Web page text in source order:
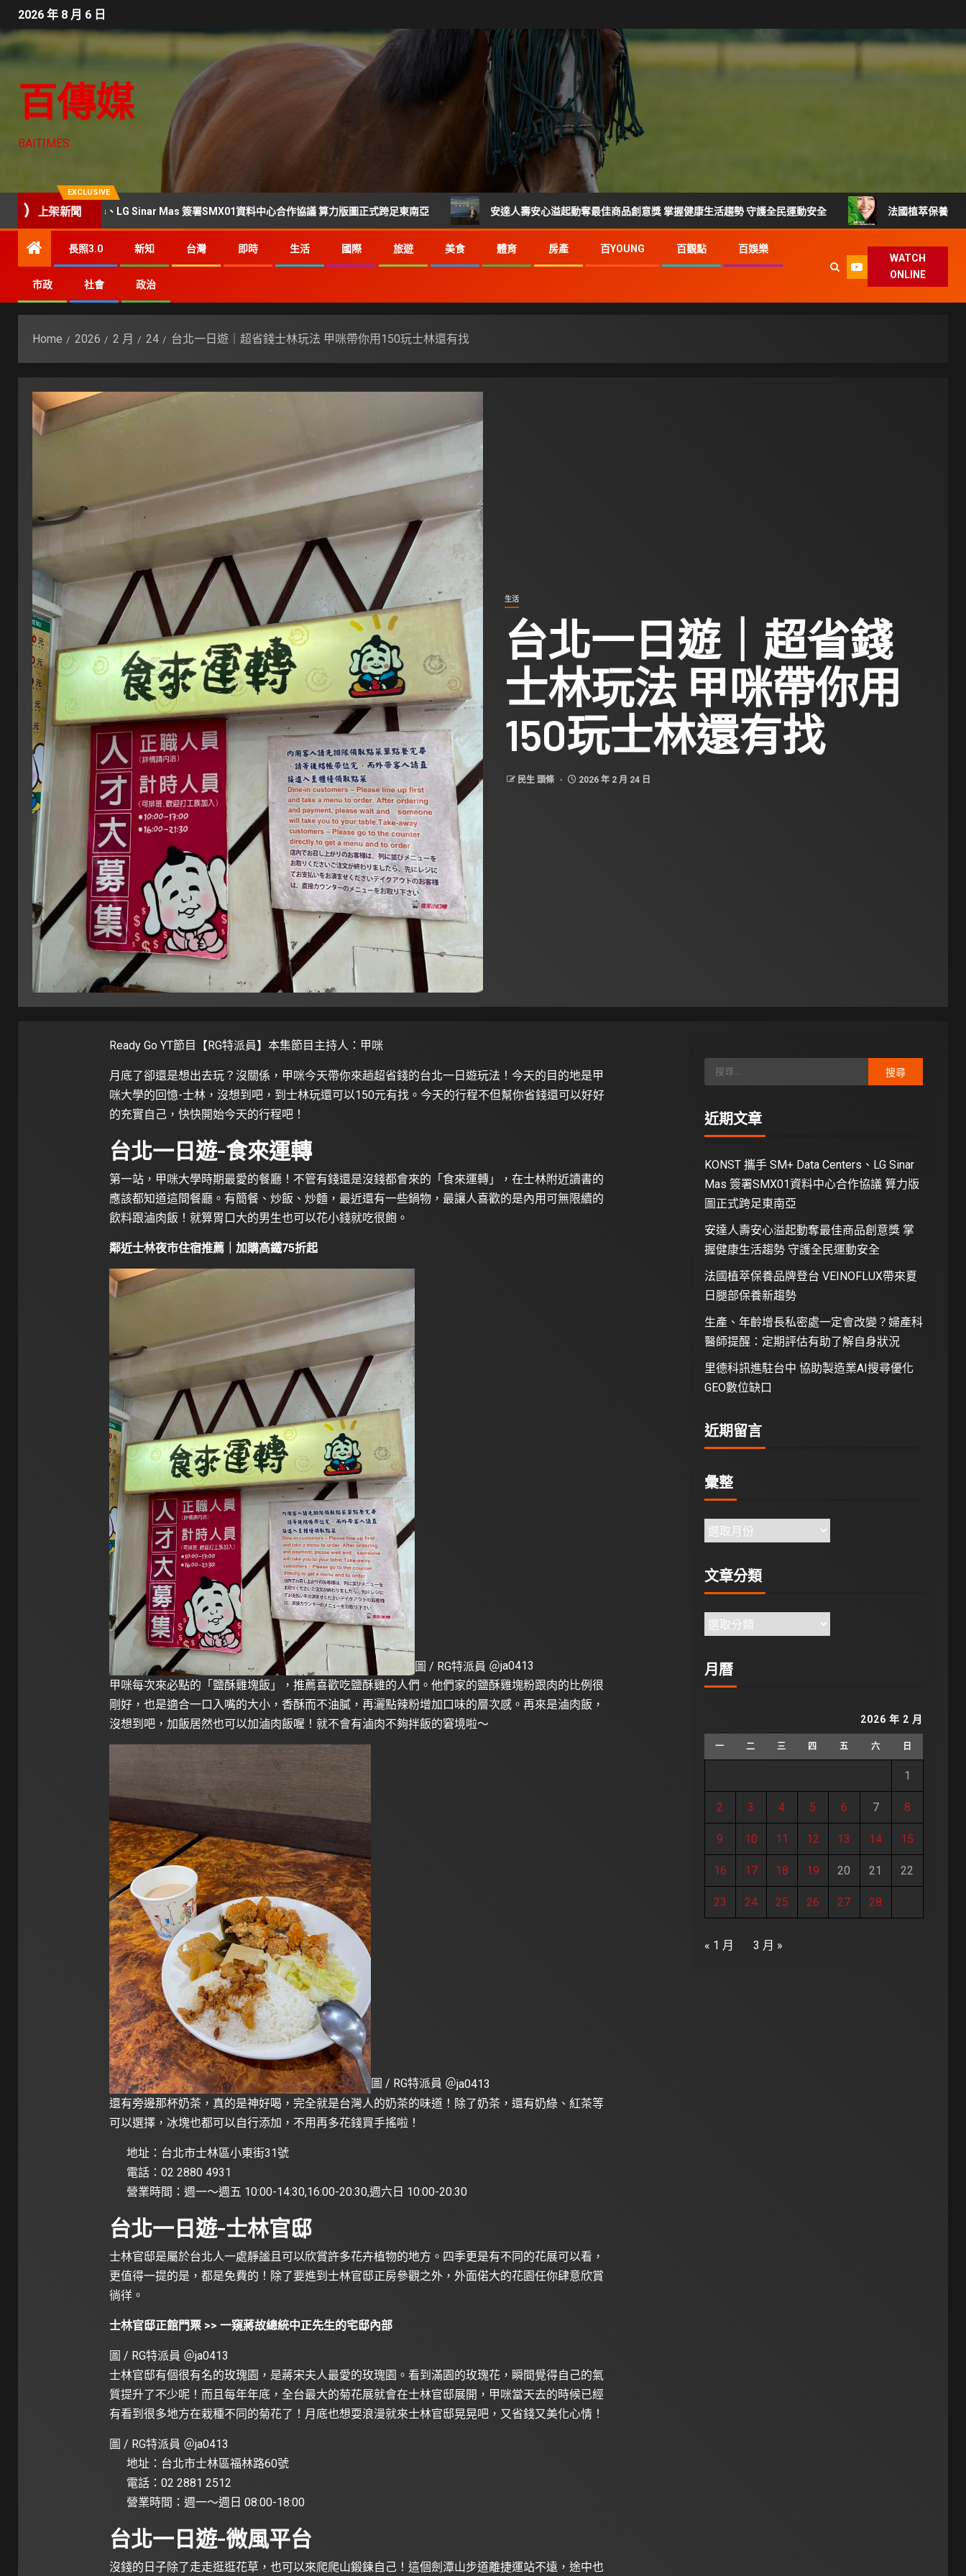
2026 年 8 月 6 日
百傳媒
BAITIMES
EXCLUSIVE
上架新聞
Centers、LG Sinar Mas 簽署SMX01資料中心合作協議 算力版圖正式跨足東南亞 安達人壽安心溢起動奪最佳商品創意獎 掌握健康生活趨勢 守護全民運動安全 法國植萃保養品牌登台
長照3.0 新知 台灣 即時 生活 國際 旅遊 美食 體育 房產 百YOUNG 百觀點 百娛樂
市政 社會 政治
WATCH
ONLINE
Home 2026 2 月 24 台北一日遊｜超省錢士林玩法 甲咪帶你用150玩士林還有找
生活
台北一日遊｜超省錢
士林玩法 甲咪帶你用
150玩士林還有找
民生 頭條 2026 年 2 月 24 日
Ready Go YT節目【RG特派員】 本集節目主持人：甲咪
月底了卻還是想出去玩？沒關係，甲咪今天帶你來趟超省錢的台北一日遊玩法！今天的目的地是甲
咪大學的回憶-士林，沒想到吧，到士林玩還可以150元有找。今天的行程不但幫你省錢還可以好好
的充實自己，快快開始今天的行程吧！
台北一日遊-食來運轉
第一站，甲咪大學時期最愛的餐廳！不管有錢還是沒錢都會來的「食來運轉」，在士林附近讀書的
應該都知道這間餐廳。有簡餐、炒飯、炒麵，最近還有一些鍋物，最讓人喜歡的是內用可無限續的
飲料跟滷肉飯！就算胃口大的男生也可以花小錢就吃很飽。
鄰近士林夜市住宿推薦｜加購高鐵75折起
圖 / RG特派員 ＠ja0413
甲咪每次來必點的「鹽酥雞塊飯」，推薦喜歡吃鹽酥雞的人們。他們家的鹽酥雞塊粉跟肉的比例很
剛好，也是適合一口入嘴的大小，香酥而不油膩，再灑點辣粉增加口味的層次感。再來是滷肉飯，
沒想到吧，加飯居然也可以加滷肉飯喔！就不會有滷肉不夠拌飯的窘境啦～
圖 / RG特派員 ＠ja0413
還有旁邊那杯奶茶，真的是神好喝，完全就是台灣人的奶茶的味道！除了奶茶，還有奶綠、紅茶等
可以選擇，冰塊也都可以自行添加，不用再多花錢買手搖啦！
地址：台北市士林區小東街31號
電話：02 2880 4931
營業時間：週一～週五 10:00-14:30,16:00-20:30,週六日 10:00-20:30
台北一日遊-士林官邸
士林官邸是屬於台北人一處靜謐且可以欣賞許多花卉植物的地方。四季更是有不同的花展可以看，
更值得一提的是，都是免費的！除了要進到士林官邸正房參觀之外，外面偌大的花園任你肆意欣賞
徜徉。
士林官邸正館門票 >> 一窺蔣故總統中正先生的宅邸內部
圖 / RG特派員 ＠ja0413
士林官邸有個很有名的玫瑰園，是蔣宋夫人最愛的玫瑰園。看到滿園的玫瑰花，瞬間覺得自己的氣
質提升了不少呢！而且每年年底，全台最大的菊花展就會在士林官邸展開，甲咪當天去的時候已經
有看到很多地方在栽種不同的菊花了！月底也想耍浪漫就來士林官邸晃晃吧，又省錢又美化心情！
圖 / RG特派員 ＠ja0413
地址：台北市士林區福林路60號
電話：02 2881 2512
營業時間：週一～週日 08:00-18:00
台北一日遊-微風平台
沒錢的日子除了走走逛逛花草，也可以來爬爬山鍛鍊自己！這個劍潭山步道離捷運站不遠，途中也
近期文章
KONST 攜手 SM+ Data Centers、LG Sinar
Mas 簽署SMX01資料中心合作協議 算力版
圖正式跨足東南亞
安達人壽安心溢起動奪最佳商品創意獎 掌
握健康生活趨勢 守護全民運動安全
法國植萃保養品牌登台 VEINOFLUX帶來夏
日腿部保養新趨勢
生產、年齡增長私密處一定會改變？婦產科
醫師提醒：定期評估有助了解自身狀況
里德科訊進駐台中 協助製造業AI搜尋優化
GEO數位缺口
近期留言
彙整
文章分類
月曆
2026 年 2 月
一 二 三 四 五 六 日
1
2 3 4 5 6 7 8
9 10 11 12 13 14 15
16 17 18 19 20 21 22
23 24 25 26 27 28
« 1 月 3 月 »